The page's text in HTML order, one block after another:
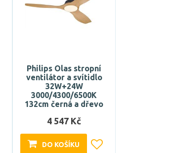
Philips Olas stropní
ventilátor a svítidlo
32W+24W
3000/4300/6500K
132cm černá a dřevo
4 547 Kč
DO KOŠÍKU